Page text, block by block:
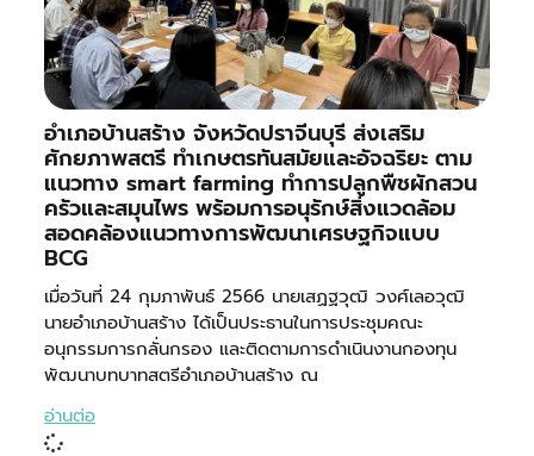
อำเภอบ้านสร้าง จังหวัดปราจีนบุรี ส่งเสริม
ศักยภาพสตรี ทำเกษตรทันสมัยและอัจฉริยะ ตาม
แนวทาง smart farming ทำการปลูกพืชผักสวน
ครัวและสมุนไพร พร้อมการอนุรักษ์สิ่งแวดล้อม
สอดคล้องแนวทางการพัฒนาเศรษฐกิจแบบ
BCG
เมื่อวันที่ 24 กุมภาพันธ์ 2566 นายเสฏฐวุฒิ วงศ์เลอวุฒิ
นายอำเภอบ้านสร้าง ได้เป็นประธานในการประชุมคณะ
อนุกรรมการกลั่นกรอง และติดตามการดำเนินงานกองทุน
พัฒนาบทบาทสตรีอำเภอบ้านสร้าง ณ
อ่านต่อ